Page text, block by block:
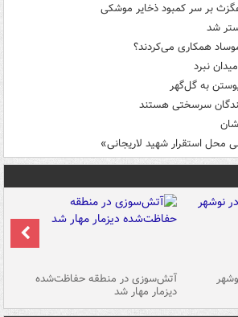
بر سر کمبود ذخایر موشکی
همکاری می‌کردند؟
نبرد
به گل‌گهر
سرسختی هستند
محل استقرار شهید لاریجانی»
آتش‌سوزی در منطقه حفاظت‌شده
دیزمار مهار شد